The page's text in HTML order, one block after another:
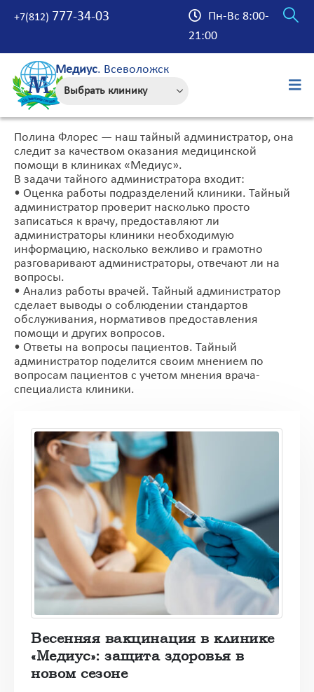
+7(812) 777-34-03
Пн-Вс 8:00-
21:00
Медиус. Всеволожск
Полина Флорес — наш тайный администратор, она
следит за качеством оказания медицинской
помощи в клиниках «Медиус».
В задачи тайного администратора входит:
• Оценка работы подразделений клиники. Тайный
администратор проверит насколько просто
записаться к врачу, предоставляют ли
администраторы клиники необходимую
информацию, насколько вежливо и грамотно
разговаривают администраторы, отвечают ли на
вопросы.
• Анализ работы врачей. Тайный администратор
сделает выводы о соблюдении стандартов
обслуживания, нормативов предоставления
помощи и других вопросов.
• Ответы на вопросы пациентов. Тайный
администратор поделится своим мнением по
вопросам пациентов с учетом мнения врача-
специалиста клиники.
Весенняя вакцинация в клинике
«Медиус»: защита здоровья в
новом сезоне